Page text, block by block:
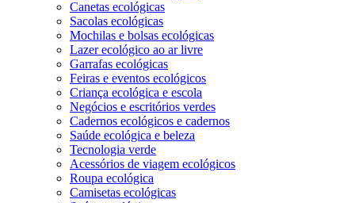
Canetas ecológicas
Sacolas ecológicas
Mochilas e bolsas ecológicas
Lazer ecológico ao ar livre
Garrafas ecológicas
Feiras e eventos ecológicos
Criança ecológica e escola
Negócios e escritórios verdes
Cadernos ecológicos e cadernos
Saúde ecológica e beleza
Tecnologia verde
Acessórios de viagem ecológicos
Roupa ecológica
Camisetas ecológicas